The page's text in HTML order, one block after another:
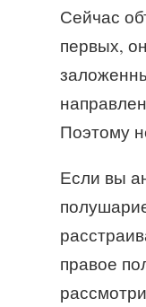
Сейчас
первых,
Поэтому
Если вы
правое